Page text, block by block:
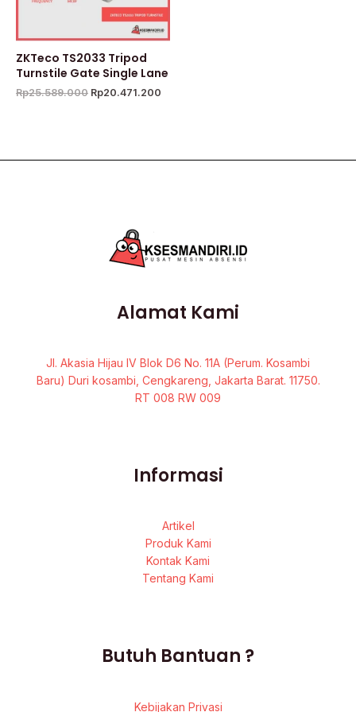
ZKTeco TS2033 Tripod
Turnstile Gate Single Lane
Rp25.589.000 Rp20.471.200
Alamat Kami
Jl. Akasia Hijau IV Blok D6 No. 11A (Perum. Kosambi
Baru) Duri kosambi, Cengkareng, Jakarta Barat. 11750.
RT 008 RW 009
Informasi
Artikel
Produk Kami
Kontak Kami
Tentang Kami
Butuh Bantuan ?
Kebijakan Privasi